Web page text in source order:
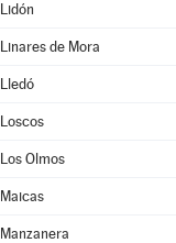
Lidón
Linares de Mora
Lledó
Loscos
Los Olmos
Maicas
Manzanera